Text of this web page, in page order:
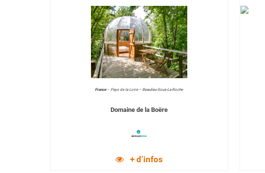
France–Pays de la Loire – Beaulieu-Sous-La-Roche
Domaine de la Boëre
+ d’infos